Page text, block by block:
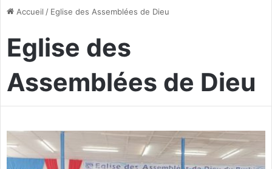
Accueil / Eglise des Assemblées de Dieu
Eglise des
Assemblées de Dieu